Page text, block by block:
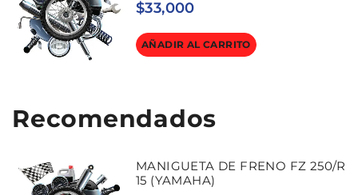
$33,000
AÑADIR AL CARRITO
Recomendados
MANIGUETA DE FRENO FZ 250/R
15 (YAMAHA)